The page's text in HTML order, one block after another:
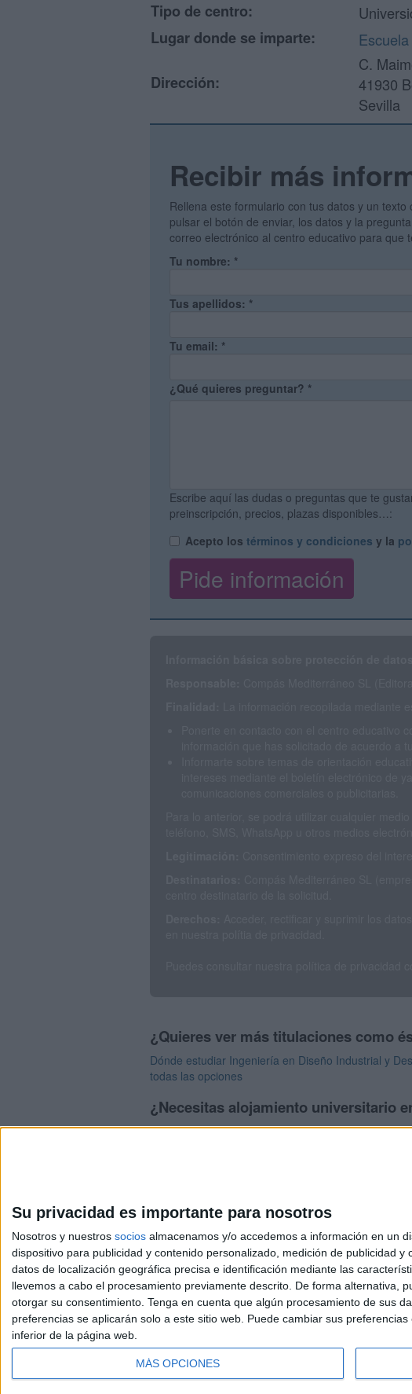
Su privacidad es importante para nosotros
Nosotros y nuestros socios almacenamos y/o accedemos a información en un
dispositivo para publicidad y contenido personalizado, medición de publicidad
datos de localización geográfica precisa e identificación mediante las
llevemos a cabo el procesamiento previamente descrito. De forma alternativa,
otorgar su consentimiento. Tenga en cuenta que algún procesamiento de sus
preferencias se aplicarán solo a este sitio web. Puede cambiar sus
inferior de la página web.
MÁS OPCIONES
Tipo de centro:
Lugar donde se imparte:
Dirección:
C.
41930
Sevilla
Recibir más
Rellena este formulario con tus datos y un
pulsar el botón de enviar, los datos y la
correo electrónico al centro educativo para que
Tu nombre: *
Tus apellidos: *
Tu email: *
¿Qué quieres preguntar? *
Escribe aquí las dudas o preguntas que te
preinscripción, precios, plazas disponibles…:
Acepto los términos y condiciones y la
¿Quieres ver más titulaciones como
Dónde estudiar Ingeniería en Diseño Industrial y
todas las opciones
¿Necesitas alojamiento universitario
>> Residencias de estudiantes y colegios mayores
Aviso legal|
© 2003-2026Compás